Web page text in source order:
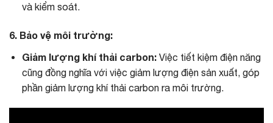
và kiểm soát.
6. Bảo vệ môi trường:
Giảm lượng khí thải carbon:Việc tiết kiệm điện năng
cũng đồng nghĩa với việc giảm lượng điện sản xuất, góp
phần giảm lượng khí thải carbon ra môi trường.